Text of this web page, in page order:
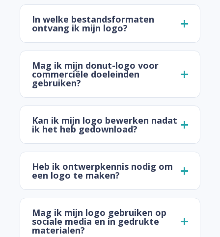
In welke bestandsformaten
ontvang ik mijn logo?
Mag ik mijn donut-logo voor
commerciële doeleinden
gebruiken?
Kan ik mijn logo bewerken nadat
ik het heb gedownload?
Heb ik ontwerpkennis nodig om
een logo te maken?
Mag ik mijn logo gebruiken op
sociale media en in gedrukte
materialen?